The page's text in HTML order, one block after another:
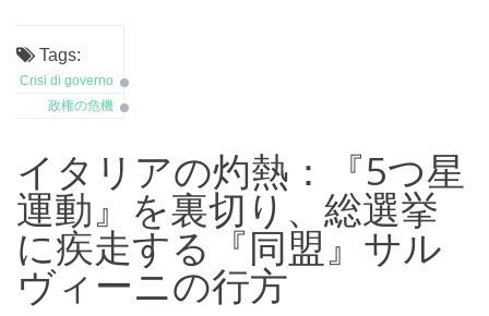
Tags:
Crisi di governo
政権の危機
イタリアの灼熱：『5つ星
運動』を裏切り、総選挙
に疾走する『同盟』サル
ヴィーニの行方